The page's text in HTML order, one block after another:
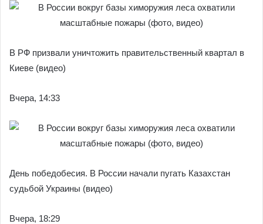
В РФ призвали уничтожить правительственный квартал в
Киеве (видео)
Вчера, 14:33
День победобесия. В России начали пугать Казахстан
судьбой Украины (видео)
Вчера, 18:29